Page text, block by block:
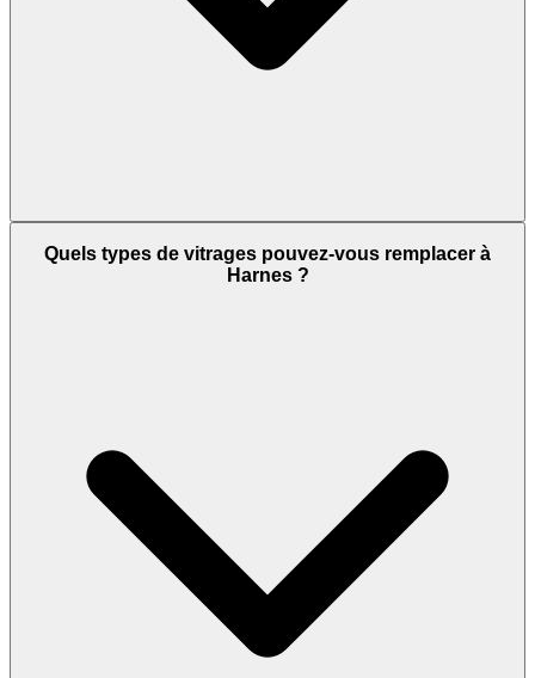
Quels types de vitrages pouvez-vous remplacer à
Harnes ?